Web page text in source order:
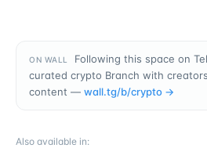
ON WALL
Following this space on
curated crypto Branch with
content — wall.tg/b/crypto →
Also available in: